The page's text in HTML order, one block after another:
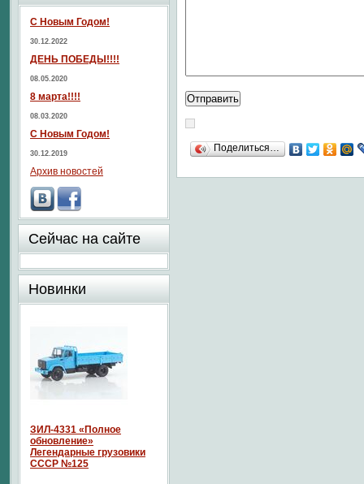
Поделиться…
С Новым Годом!
30.12.2022
ДЕНЬ ПОБЕДЫ!!!!
08.05.2020
8 марта!!!!
08.03.2020
С Новым Годом!
30.12.2019
Архив новостей
Сейчас на сайте
Новинки
ЗИЛ-4331 «Полное
обновление»
Легендарные грузовики
СССР №125